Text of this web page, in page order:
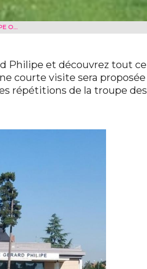
O...
Philipe et découvrez tout ce
courte visite sera proposée
répétitions de la troupe des